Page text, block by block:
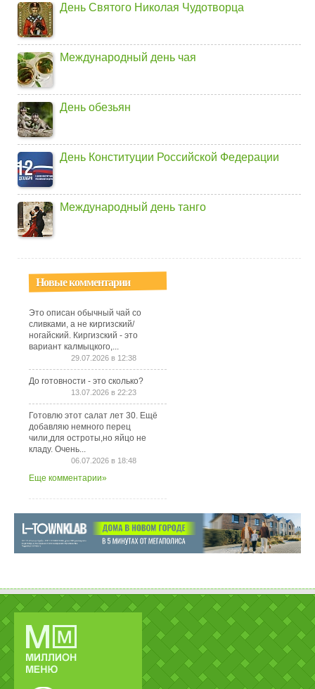
День Святого Николая Чудотворца
Международный день чая
День обезьян
День Конституции Российской Федерации
Международный день танго
Новые комментарии
Это описан обычный чай со
сливками, а не киргизский/
ногайский. Киргизский - это
вариант калмыцкого,...
29.07.2026 в 12:38
До готовности - это сколько?
13.07.2026 в 22:23
Готовлю этот салат лет 30. Ещё
добавляю немного перец
чили,для остроты,но яйцо не
кладу. Очень...
06.07.2026 в 18:48
Еще комментарии»